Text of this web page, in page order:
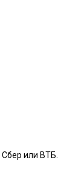
или ВТБ.